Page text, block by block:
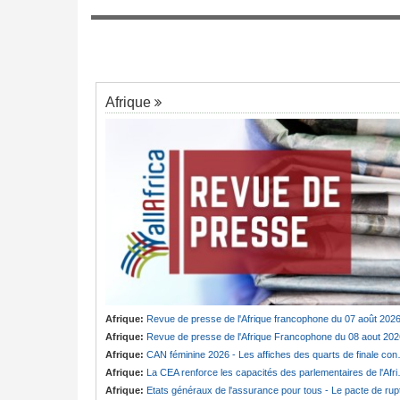
Afrique
Afrique: Revue de presse de l'Afrique francophone du 07 août 2026
Afrique: Revue de presse de l'Afrique Francophone du 08 aout
Afrique: CAN féminine 2026 - Les affiches des quarts de finale connues
Afrique: La CEA renforce les capacités des parlementaires de l'Afrique de l'Est
Afrique: Etats généraux de l'assurance pour tous - Le pacte de